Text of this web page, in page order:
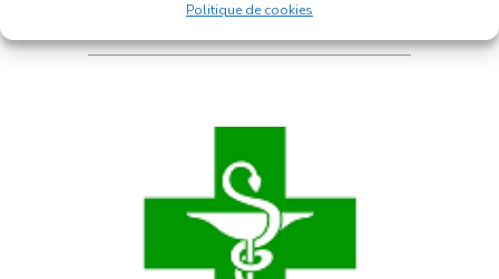
Politique de cookies